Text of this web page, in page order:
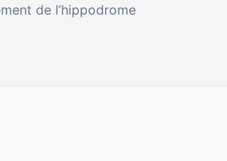
de l’hippodrome